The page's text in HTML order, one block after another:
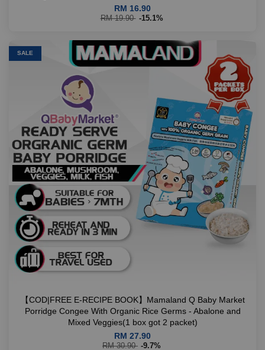
RM 16.90
RM 19.90 -15.1%
SALE
【COD|FREE E-RECIPE BOOK】Mamaland Q Baby Market
Porridge Congee With Organic Rice Germs - Abalone and
Mixed Veggies(1 box got 2 packet)
RM 27.90
RM 30.90 -9.7%